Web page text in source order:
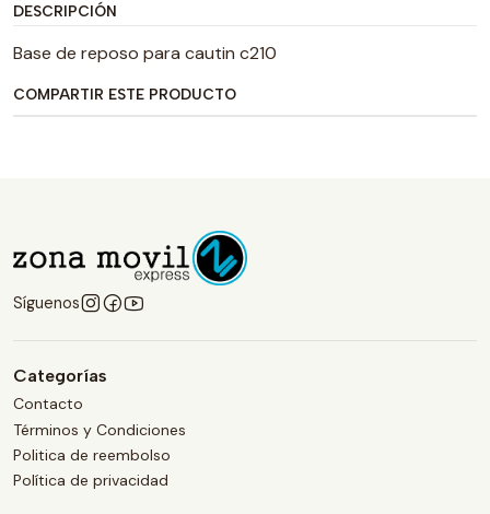
DESCRIPCIÓN
Base de reposo para cautin c210
COMPARTIR ESTE PRODUCTO
Síguenos
Categorías
Contacto
Términos y Condiciones
Politica de reembolso
Política de privacidad